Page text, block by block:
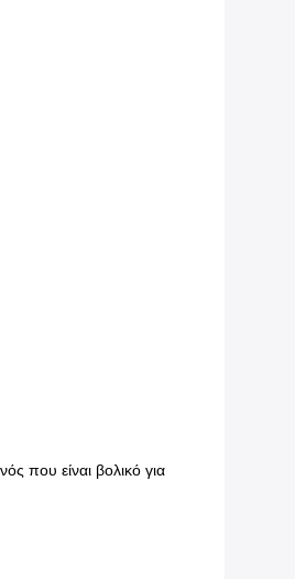
που είναι βολικό για